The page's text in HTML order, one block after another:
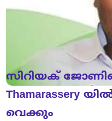
സിറിയക്
Thamarassery
വെക്കും